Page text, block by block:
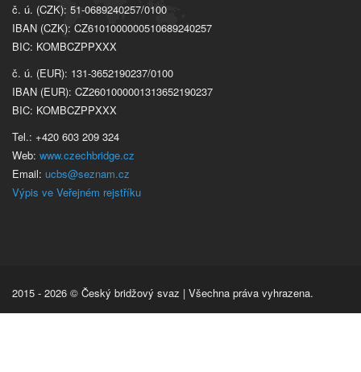
č. ú. (CZK): 51-0689240257/0100
IBAN (CZK): CZ6101000000510689240257
BIC: KOMBCZPPXXX
č. ú. (EUR): 131-3652190237/0100
IBAN (EUR): CZ2601000001313652190237
BIC: KOMBCZPPXXX
Tel.: +420 603 209 324
Web: www.czechbridge.cz
Email: ucbs@seznam.cz
Výpis ve Veřejném rejstříku
2015 - 2026 © Český bridžový svaz | Všechna práva vyhrazena.